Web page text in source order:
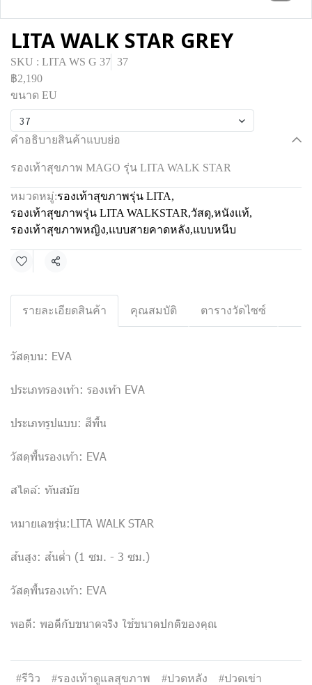
LITA WALK STAR GREY
SKU : LITA WS G 37 37
฿2,190
ขนาด EU
37
คำอธิบายสินค้าแบบย่อ
รองเท้าสุขภาพ MAGO รุ่น LITA WALK STAR
หมวดหมู่:รองเท้าสุขภาพรุ่น LITA,
รองเท้าสุขภาพรุ่น LITA WALKSTAR,วัสดุ,หนังแท้,
รองเท้าสุขภาพหญิง,แบบสายคาดหลัง,แบบหนีบ
แชร์
รายละเอียดสินค้า คุณสมบัติ ตารางวัดไซซ์
วัสดุบน: EVA
ประเภทรองเท้า: รองเท้า EVA
ประเภทรูปแบบ: สีพื้น
วัสดุพื้นรองเท้า: EVA
สไตล์: ทันสมัย
หมายเลขรุ่น:LITA WALK STAR
ส้นสูง: ส้นต่ำ (1 ซม. - 3 ซม.)
วัสดุพื้นรองเท้า: EVA
พอดี: พอดีกับขนาดจริง ใช้ขนาดปกติของคุณ
#รีวิว #รองเท้าดูแลสุขภาพ #ปวดหลัง
#ปวดเข่า